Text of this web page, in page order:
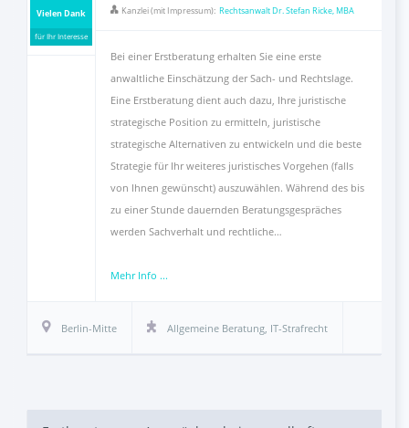
Vielen Dank
für Ihr Interesse
Kanzlei (mit Impressum): Rechtsanwalt Dr. Stefan Ricke, MBA
Bei einer Erstberatung erhalten Sie eine erste
anwaltliche Einschätzung der Sach- und Rechtslage.
Eine Erstberatung dient auch dazu, Ihre juristische
strategische Position zu ermitteln, juristische
strategische Alternativen zu entwickeln und die beste
Strategie für Ihr weiteres juristisches Vorgehen (falls
von Ihnen gewünscht) auszuwählen. Während des bis
zu einer Stunde dauernden Beratungsgespräches
werden Sachverhalt und rechtliche…
Mehr Info ...
Berlin-Mitte Allgemeine Beratung, IT-Strafrecht